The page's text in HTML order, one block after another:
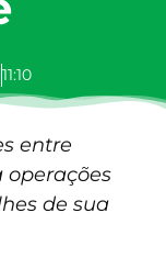
11:10
entre
operações
de sua